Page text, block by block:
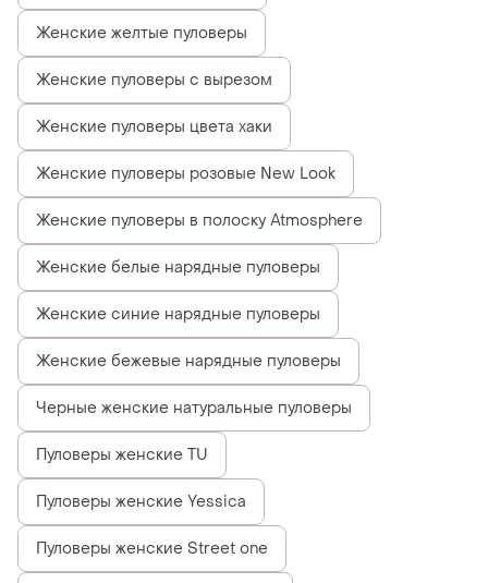
Женские желтые пуловеры
Женские пуловеры с вырезом
Женские пуловеры цвета хаки
Женские пуловеры розовые New Look
Женские пуловеры в полоску Atmosphere
Женские белые нарядные пуловеры
Женские синие нарядные пуловеры
Женские бежевые нарядные пуловеры
Черные женские натуральные пуловеры
Пуловеры женские TU
Пуловеры женские Yessica
Пуловеры женские Street one